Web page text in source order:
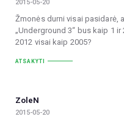
2015-05-20
Žmonės durni visai pasidarė,
„Underground 3“ bus kaip 1
2012 visai kaip 2005?
ATSAKYTI
ZoleN
2015-05-20